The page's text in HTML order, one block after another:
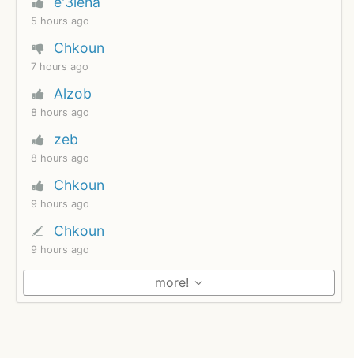
5 hours ago
Chkoun
7 hours ago
Alzob
8 hours ago
zeb
8 hours ago
Chkoun
9 hours ago
Chkoun
9 hours ago
more!